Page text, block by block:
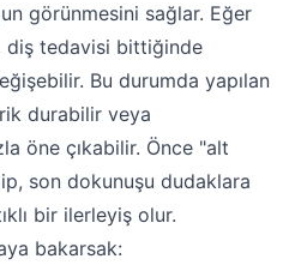
görünmesini sağlar. Eğer
diş tedavisi bittiğinde
Bu durumda yapılan
durabilir veya
öne çıkabilir. Önce "alt
son dokunuşu dudaklara
bir ilerleyiş olur.
bakarsak: